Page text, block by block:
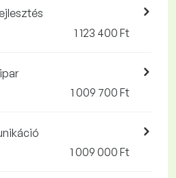
1 123 400 Ft
1 009 700 Ft
1 009 000 Ft